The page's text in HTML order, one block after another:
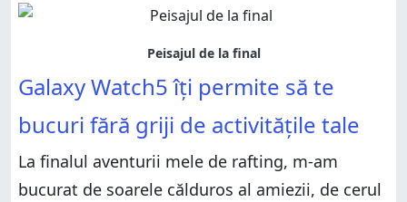
Galaxy Watch5 îți permite să te
bucuri fără griji de activitățile tale
La finalul aventurii mele de rafting, m-am
bucurat de soarele călduros al amiezii, de cerul